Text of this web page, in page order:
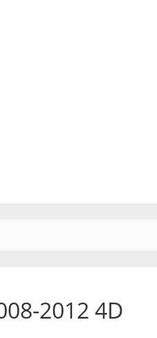
2012 4D